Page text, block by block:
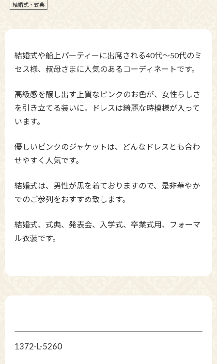
結婚式・式典
結婚式や船上パーティーに出席される40代〜50代のミ
セス様、叔母さまに人気のあるコーディネートです。
高級感を醸し出す上質なピンクのお色が、 女性らしさ
を引き立てる装いに。ドレスは綺麗な時模様が入って
います。
優しいピンクのジャケットは、どんなドレスとも合わ
せやすく人気です。
結婚式は、男性が黒を着ておりますので、是非華やか
でのご参列をおすすめ致します。
結婚式、式典、発表会、入学式、卒業式用、フォーマ
ル衣装です。
1372-L-5260